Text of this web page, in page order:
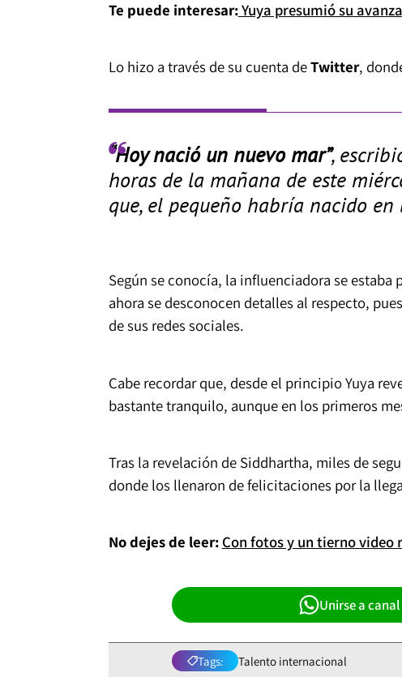
Te puede interesar:Yuya presumió su
Lo hizo a través de su cuenta deTwitter,
“Hoy nació un nuevo mar”,
horas de la mañana de este
que, el pequeño habría nacido en
Según se conocía, la influenciadora se estaba
ahora se desconocen detalles al respecto,
de sus redes sociales.
Cabe recordar que, desde el principio Yuya
bastante tranquilo, aunque en los primeros
Tras la revelación de Siddhartha, miles de
donde los llenaron de felicitaciones por la
No dejes de leer: Con fotos y un tierno video
Unirse a
Tags: Talento internacional